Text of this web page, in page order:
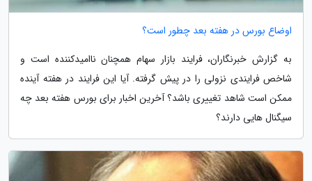
اوضاع بورس در هفته بعد چطور است؟
به گزارش خبرنگاران، فرایند بازار سهام همچنان ناامیدکننده است و
شاخص فرایندی نزولی را در پیش گرفته. آیا این فرایند در هفته آینده
ممکن است شاهد تغییری باشد؟ آخرین اخبار برای بورس هفته بعد چه
سیگنال هایی دارند؟